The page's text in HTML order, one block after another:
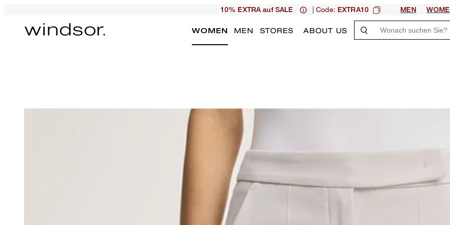
10% EXTRA auf SALE | Code: EXTRA10 MEN
WOMEN MEN STORES ABOUT US